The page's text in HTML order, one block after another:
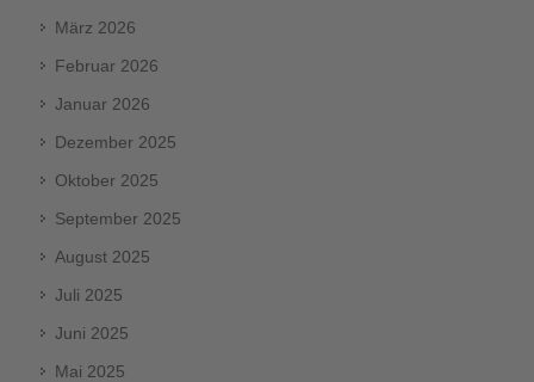
März 2026
Februar 2026
Januar 2026
Dezember 2025
Oktober 2025
September 2025
August 2025
Juli 2025
Juni 2025
Mai 2025